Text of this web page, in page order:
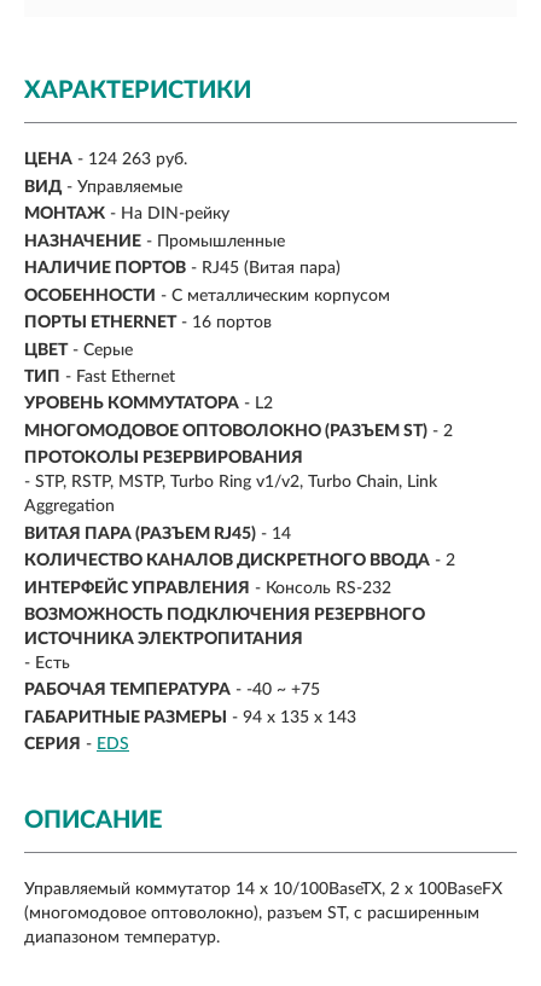
ХАРАКТЕРИСТИКИ
ЦЕНА - 124 263 руб.
ВИД - Управляемые
МОНТАЖ - На DIN-рейку
НАЗНАЧЕНИЕ - Промышленные
НАЛИЧИЕ ПОРТОВ - RJ45 (Витая пара)
ОСОБЕННОСТИ - С металлическим корпусом
ПОРТЫ ETHERNET - 16 портов
ЦВЕТ - Серые
ТИП - Fast Ethernet
УРОВЕНЬ КОММУТАТОРА - L2
МНОГОМОДОВОЕ ОПТОВОЛОКНО (РАЗЪЕМ ST) - 2
ПРОТОКОЛЫ РЕЗЕРВИРОВАНИЯ
- STP, RSTP, MSTP, Turbo Ring v1/v2, Turbo Chain, Link
Aggregation
ВИТАЯ ПАРА (РАЗЪЕМ RJ45) - 14
КОЛИЧЕСТВО КАНАЛОВ ДИСКРЕТНОГО ВВОДА - 2
ИНТЕРФЕЙС УПРАВЛЕНИЯ - Консоль RS-232
ВОЗМОЖНОСТЬ ПОДКЛЮЧЕНИЯ РЕЗЕРВНОГО
ИСТОЧНИКА ЭЛЕКТРОПИТАНИЯ
- Есть
РАБОЧАЯ ТЕМПЕРАТУРА - -40 ~ +75
ГАБАРИТНЫЕ РАЗМЕРЫ
- 94 x 135 x 143
СЕРИЯ - EDS
ОПИСАНИЕ
Управляемый коммутатор 14 x 10/100BaseTX, 2 x 100BaseFX
(многомодовое оптоволокно), разъем ST, с расширенным
диапазоном температур.